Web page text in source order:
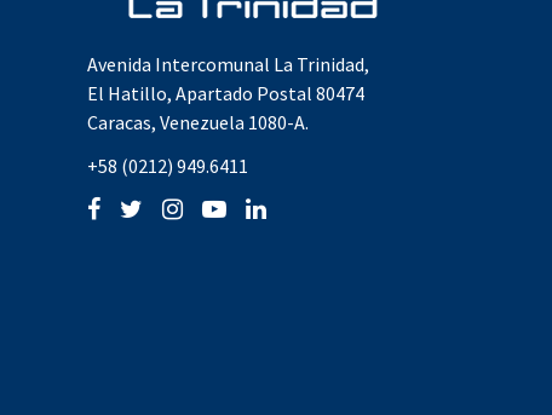
Avenida Intercomunal La Trinidad,
El Hatillo, Apartado Postal 80474
Caracas, Venezuela 1080-A.
+58 (0212) 949.6411